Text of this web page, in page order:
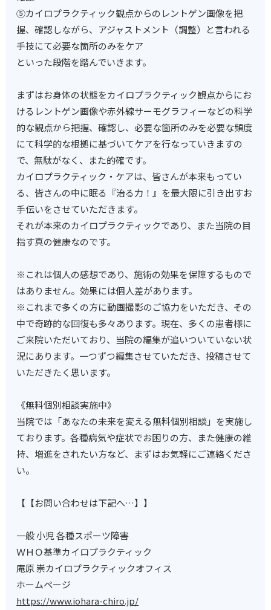
⑤カイロプラクティック観点からのレントゲン画像を把
握、確認しながら、アジャストメント（調整）と言われる
手技にて必要な箇所のみをケア
といった段階を踏んでいきます。
まずはお身体の状態をカイロプラクティック観点からにお
けるレントゲン画像や赤外線サーモグラフィーなどの科学
的な観点から把握、確認し、必要な箇所のみを必要な頻度
にて科学的な根拠に基づいてケアを行なっていきますの
で、無駄がなく、また的確です。
カイロプラクティック・ケアは、皆さんが本来もってい
る、皆さんの中に眠る『治る力！』を最大限に引き出すお
手伝いをさせていただきます。
それが本来のカイロプラクティックであり、また当院の目
指す真の健康なのです。
※これは個人の感想であり、施術の効果を保障するもので
はありません。効果には個人差があります。
※これまで多くの方に動画撮影のご協力をいただき、その
中で奇跡的な回復も多々あります。現在、多くの患者様に
ご来院いただいており、当院の編集が追いついていない状
況にあります。一つずつ編集させていただき、投稿させて
いただきたく思います。
《無料個別相談実施中》
当院では「あなたの未来を変える無料個別相談」を実施し
ております。各種病気や症状でお困りの方、また健康の維
持、増進をされたい方など、まずはお気軽にご連絡くださ
い。
【【お問い合わせは下記へ…】】
一般 小児 各種スポーツ障害
ＷＨＯ基準カイロプラクティック
庵原 崇カイロプラクティックオフィス
ホームページ
https://www.iohara-chiro.jp/